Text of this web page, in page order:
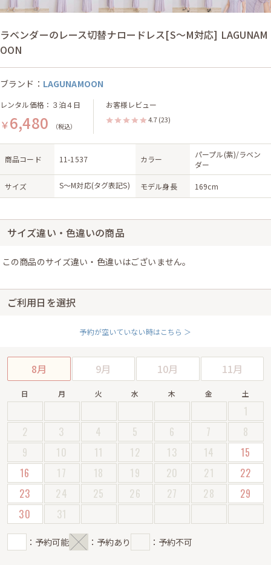
ラベンダーのレース切替ナロードレス[S〜M対応] LAGUNAM
OON
ブランド： LAGUNAMOON
レンタル価格：３泊４日
￥6,480 （税込）
お客様レビュー
4.7 (23)
商品コード 11-1537 カラー
パープル(紫)/ラベン
ダー
サイズ S〜M対応(タグ表記S) モデル身長 169cm
サイズ違い・色違いの商品
この商品のサイズ違い・色違いはございません。
ご利用日を選択
予約が空いていない時はこちら ＞
8月 9月 10月 11月
日 月 火 水 木 金 土
1
2
3 4 5 6 7
8
9
10 11 12 13 14
15
16
17 18 19 20 21
22
23
24 25 26 27 28
29
30
31
：予約可能 ：予約あり ：予約不可